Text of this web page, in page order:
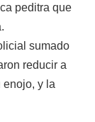
peditra que
sumado
reducir a
enojo, y la